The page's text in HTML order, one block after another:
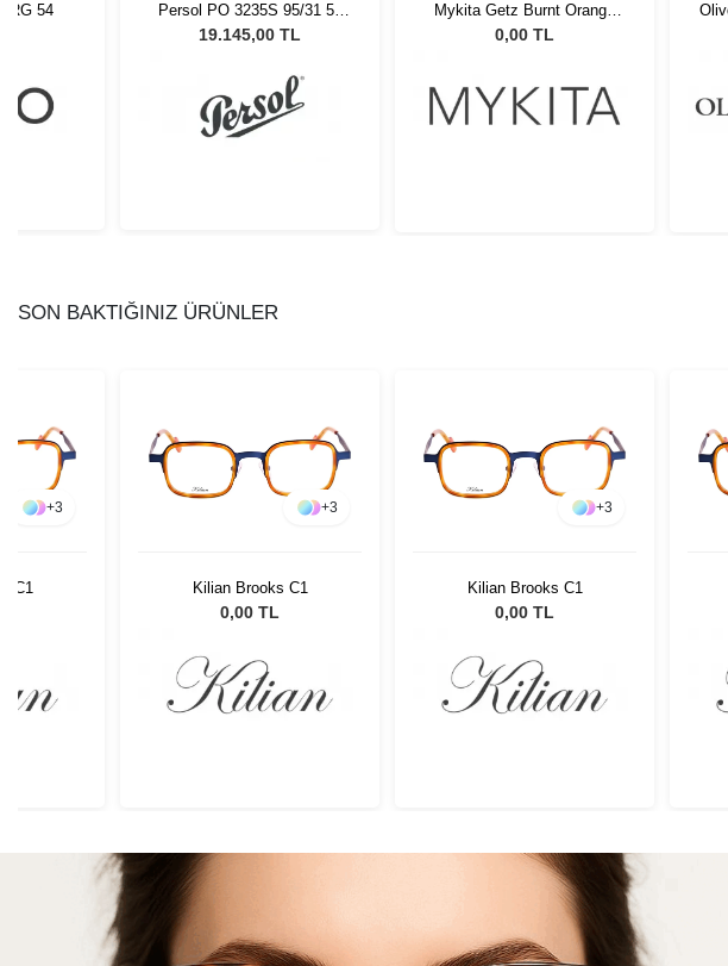
54
Persol PO 3235S 95/31 55
Unisex Güneş Gözlüğü
19.145,00 TL
Mykita Getz Burnt Orange
60+ 688
0,00 TL
SON BAKTIĞINIZ ÜRÜNLER
+3
C1
+3
Kilian Brooks C1
0,00 TL
+3
Kilian Brooks C1
0,00 TL